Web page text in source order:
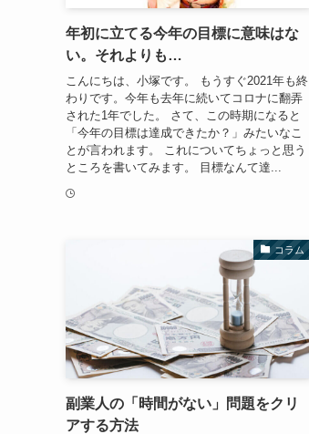
年初に立てる今年の目標に意味はな
い。それよりも…
こんにちは、小塚です。 もうすぐ2021年も終
わりです。今年も去年に続いてコロナに翻弄
された1年でした。 さて、この時期になると
「今年の目標は達成できたか？」みたいなこ
とが言われます。 これについてちょっと思う
ところを書いてみます。 目標なんて達...
コラム
副業人の「時間がない」問題をクリ
アする方法